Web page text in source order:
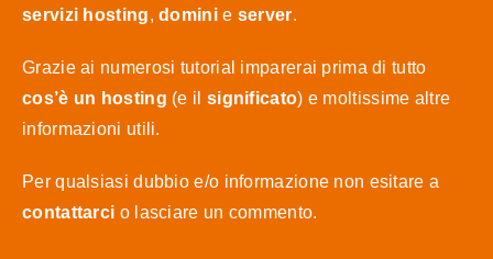
servizi hosting,dominie server.
Grazie ai numerosi tutorial imparerai prima di tutto
cos’è un hosting (e il significato) e moltissime altre
informazioni utili.
Per qualsiasi dubbio e/o informazione non esitare a
contattarci o lasciare un commento.